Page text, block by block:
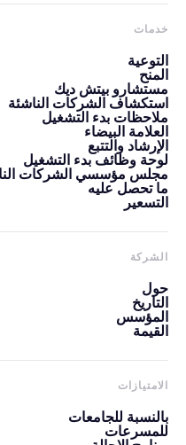
خدمات
التوعية
المنح
مستشارو بيتش ديك
استكشاف الشركات الناشئة
ملاحظات بدء التشغيل
العلامة البيضاء
الإرشاد والتتبع
لوحة وظائف بدء التشغيل
مجلس مؤسسي الشركات
ما تحصل عليه
التسعير
الشركة
حول
التاريخ
المؤسس
القيمة
الامتيازات
بالنسبة للجامعات
للمسرعات